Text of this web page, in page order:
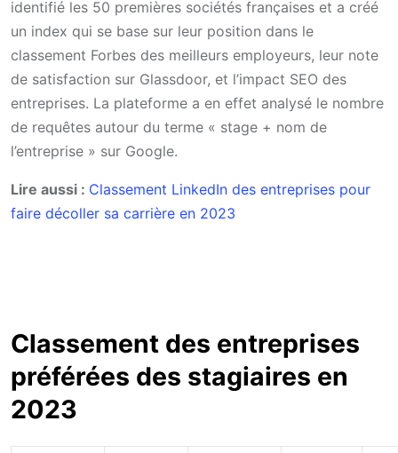
identifié les 50 premières sociétés françaises et a créé
un index qui se base sur leur position dans le
classement Forbes des meilleurs employeurs, leur note
de satisfaction sur Glassdoor, et l’impact SEO des
entreprises. La plateforme a en effet analysé le nombre
de requêtes autour du terme « stage + nom de
l’entreprise » sur Google.
Lire aussi : Classement LinkedIn des entreprises pour
faire décoller sa carrière en 2023
Classement des entreprises
préférées des stagiaires en
2023